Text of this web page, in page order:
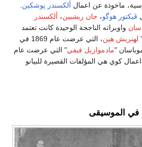
ماخوذة عن اعمال ألكسندر پوشكين.
ڤيكتور هوگو، جان ريشبين، ألكسندر
واوبراته الناجحة الوحيدة كانت تعتمد
لهنريش هين
، التي عرضت عام 1869 في
"مادموازيل فيفي" التي عرضت عام
كوي هي المؤلفات القصيرة للبيانو
في الموسيقى